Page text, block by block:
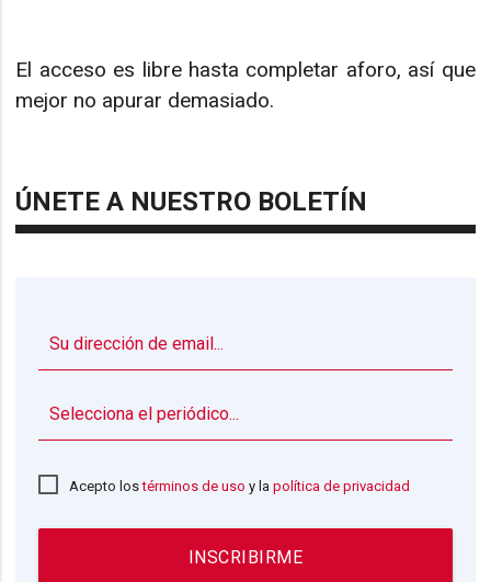
El acceso es libre hasta completar aforo, así que
mejor no apurar demasiado.
ÚNETE A NUESTRO BOLETÍN
Acepto lostérminos de uso y lapolítica de privacidad
INSCRIBIRME